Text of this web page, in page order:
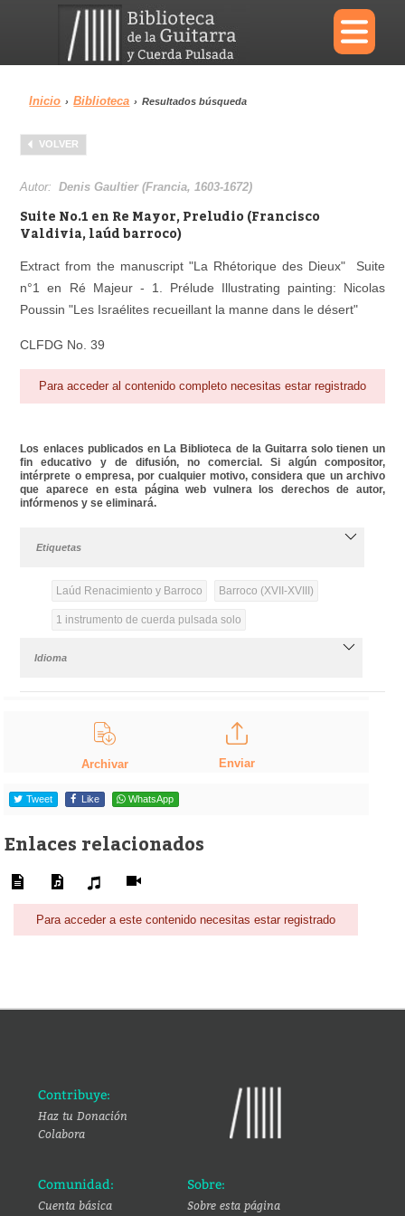
×
Menu
Biblioteca
Reproductor
Inicio › Biblioteca › Resultados búsqueda
VOLVER
Autor:Denis Gaultier (Francia, 1603-1672)
Suite No.1 en Re Mayor, Preludio (Francisco
Valdivia, laúd barroco)
Extract from the manuscript "La Rhétorique des Dieux" Suite
n°1 en Ré Majeur - 1. Prélude Illustrating painting: Nicolas
Poussin "Les Israélites recueillant la manne dans le désert"
CLFDG No. 39
Para acceder al contenido completo necesitas estar registrado
Los enlaces publicados en La Biblioteca de la Guitarra solo tienen un
fin educativo y de difusión, no comercial. Si algún compositor,
intérprete o empresa, por cualquier motivo, considera que un archivo
que aparece en esta página web vulnera los derechos de autor,
infórmenos y se eliminará.
Etiquetas
Laúd Renacimiento y Barroco Barroco (XVII-XVIII)
1 instrumento de cuerda pulsada solo
Idioma
Archivar Enviar
Tweet Like WhatsApp
Enlaces relacionados
Para acceder a este contenido necesitas estar registrado
Contribuye:
Haz tu Donación
Colabora
Comunidad:
Cuenta básica
Sobre:
Sobre esta página